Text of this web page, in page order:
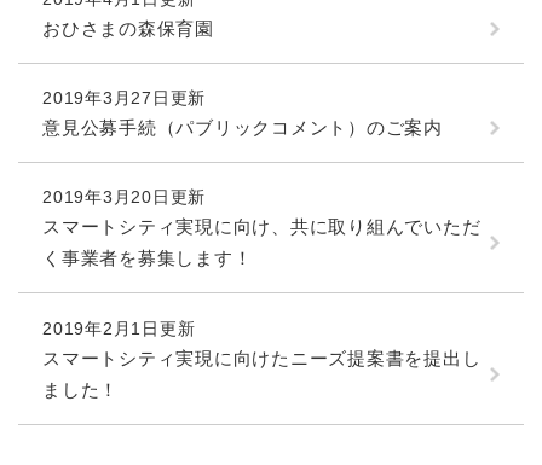
おひさまの森保育園
2019年3月27日更新
意見公募手続（パブリックコメント）のご案内
2019年3月20日更新
スマートシティ実現に向け、共に取り組んでいただ
く事業者を募集します！
2019年2月1日更新
スマートシティ実現に向けたニーズ提案書を提出し
ました！